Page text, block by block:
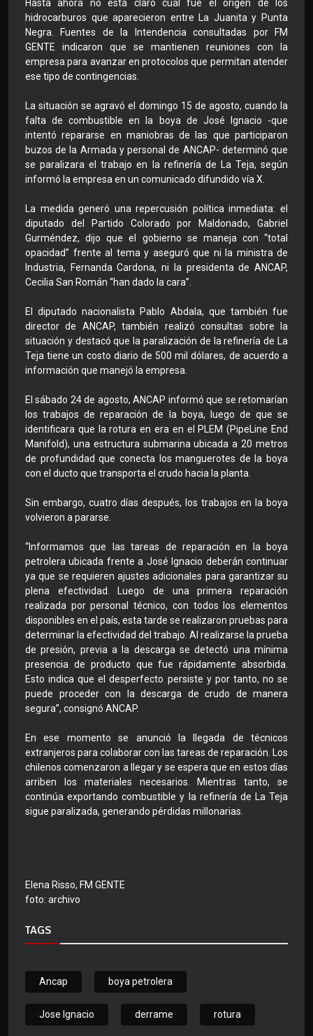
Hasta ahora no está claro cuál fue el origen de los
hidrocarburos que aparecieron entre La Juanita y Punta
Negra. Fuentes de la Intendencia consultadas por FM
GENTE indicaron que se mantienen reuniones con la
empresa para avanzar en protocolos que permitan atender
ese tipo de contingencias.
La situación se agravó el domingo 15 de agosto, cuando la
falta de combustible en la boya de José Ignacio -que
intentó repararse en maniobras de las que participaron
buzos de la Armada y personal de ANCAP- determinó que
se paralizara el trabajo en la refinería de La Teja, según
informó la empresa en un comunicado difundido vía X.
La medida generó una repercusión política inmediata: el
diputado del Partido Colorado por Maldonado, Gabriel
Gurméndez, dijo que el gobierno se maneja con “total
opacidad” frente al tema y aseguró que ni la ministra de
Industria, Fernanda Cardona, ni la presidenta de ANCAP,
Cecilia San Román “han dado la cara”.
El diputado nacionalista Pablo Abdala, que también fue
director de ANCAP, también realizó consultas sobre la
situación y destacó que la paralización de la refinería de La
Teja tiene un costo diario de 500 mil dólares, de acuerdo a
información que manejó la empresa.
El sábado 24 de agosto, ANCAP informó que se retomarían
los trabajos de reparación de la boya, luego de que se
identificara que la rotura en era en el PLEM (PipeLine End
Manifold), una estructura submarina ubicada a 20 metros
de profundidad que conecta los manguerotes de la boya
con el ducto que transporta el crudo hacia la planta.
Sin embargo, cuatro días después, los trabajos en la boya
volvieron a pararse.
“Informamos que las tareas de reparación en la boya
petrolera ubicada frente a José Ignacio deberán continuar
ya que se requieren ajustes adicionales para garantizar su
plena efectividad. Luego de una primera reparación
realizada por personal técnico, con todos los elementos
disponibles en el país, esta tarde se realizaron pruebas para
determinar la efectividad del trabajo. Al realizarse la prueba
de presión, previa a la descarga se detectó una mínima
presencia de producto que fue rápidamente absorbida.
Esto indica que el desperfecto persiste y por tanto, no se
puede proceder con la descarga de crudo de manera
segura”, consignó ANCAP.
En ese momento se anunció la llegada de técnicos
extranjeros para colaborar con las tareas de reparación. Los
chilenos comenzaron a llegar y se espera que en estos días
arriben los materiales necesarios. Mientras tanto, se
continúa exportando combustible y la refinería de La Teja
sigue paralizada, generando pérdidas millonarias.
Elena Risso, FM GENTE
foto: archivo
TAGS
Ancap boya petrolera
Jose Ignacio derrame rotura